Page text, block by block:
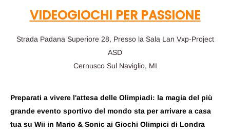
VIDEOGIOCHI PER PASSIONE
Strada Padana Superiore 28, Presso la Sala Lan Vxp-Project
ASD
Cernusco Sul Naviglio, MI
Preparati a vivere l'attesa delle Olimpiadi: la magia del più
grande evento sportivo del mondo sta per arrivare a casa
tua su Wii in Mario & Sonic ai Giochi Olimpici di Londra